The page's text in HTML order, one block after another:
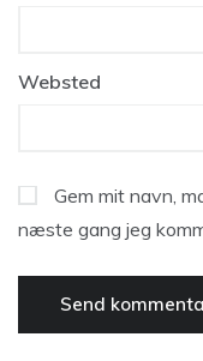
Websted
Gem mit navn,
næste gang jeg